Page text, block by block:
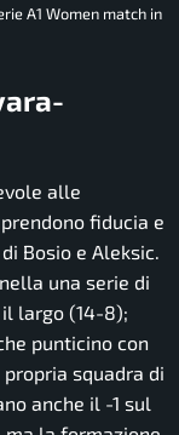
A1 Women match in
alle
fiducia e
Bosio e Aleksic.
una serie di
largo (14-8);
punticino con
squadra di
anche il -1 sul